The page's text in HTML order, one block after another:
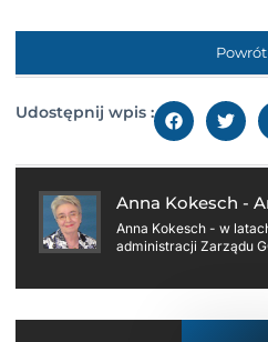
Powrót
Udostępnij wpis :
Anna Kokesch -
Anna Kokesch - w
administracji Zarządu